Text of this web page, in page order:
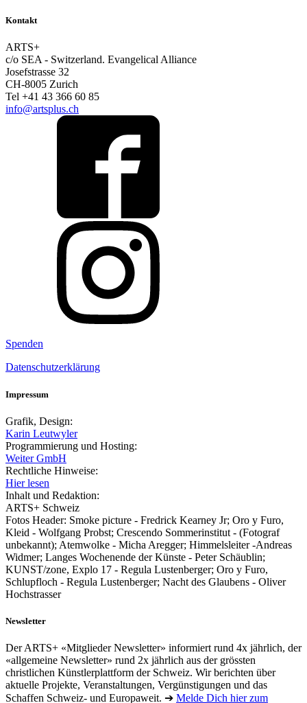
Kontakt
ARTS+
c/o SEA - Switzerland. Evangelical Alliance
Josefstrasse 32
CH-8005 Zurich
Tel +41 43 366 60 85
info@artsplus.ch
Spenden
Datenschutzerklärung
Impressum
Grafik, Design:
Karin Leutwyler
Programmierung und Hosting:
Weiter GmbH
Rechtliche Hinweise:
Hier lesen
Inhalt und Redaktion:
ARTS+ Schweiz
Fotos Header: Smoke picture - Fredrick Kearney Jr; Oro y Furo,
Kleid - Wolfgang Probst; Crescendo Sommerinstitut - (Fotograf
unbekannt); Atemwolke - Micha Aregger; Himmelsleiter -Andreas
Widmer; Langes Wochenende der Künste - Peter Schäublin;
KUNST/zone, Explo 17 - Regula Lustenberger; Oro y Furo,
Schlupfloch - Regula Lustenberger; Nacht des Glaubens - Oliver
Hochstrasser
Newsletter
Der ARTS+ «Mitglieder Newsletter» informiert rund 4x jährlich, der
«allgemeine Newsletter» rund 2x jährlich aus der grössten
christlichen Künstlerplattform der Schweiz. Wir berichten über
aktuelle Projekte, Veranstaltungen, Vergünstigungen und das
Schaffen Schweiz- und Europaweit. ➔ Melde Dich hier zum